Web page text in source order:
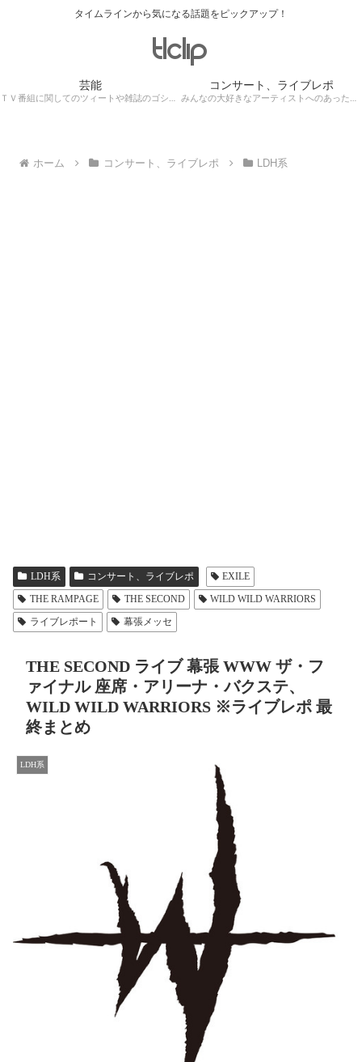
タイムラインから気になる話題をピックアップ！
芸能
ＴＶ番組に関してのツィートや雑誌のゴシップ記事、芸能人目撃情報・ロケ現場遭遇・・・
コンサート、ライブレポ
みんなの大好きなアーティストへのあったかぁ～い思いをツイッターレポートに保存！
ホーム コンサート、ライブレポ LDH系
LDH系 コンサート、ライブレポ
EXILE
THE RAMPAGE
THE SECOND
WILD WILD WARRIORS
ライブレポート
幕張メッセ
THE SECOND ライブ 幕張 WWW ザ・フ
ァイナル 座席・アリーナ・バクステ、
WILD WILD WARRIORS ※ライブレポ 最
終まとめ
LDH系